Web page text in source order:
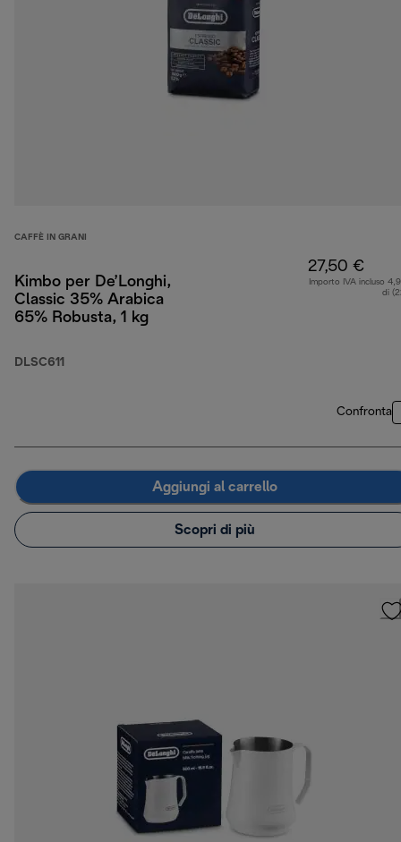
CAFFÈ IN GRANI
Kimbo per De’Longhi,
Classic 35% Arabica
65% Robusta, 1 kg
DLSC611
27,50 €
Importo IVA incluso
di
Confronta
Aggiungi al carrello
Scopri di più